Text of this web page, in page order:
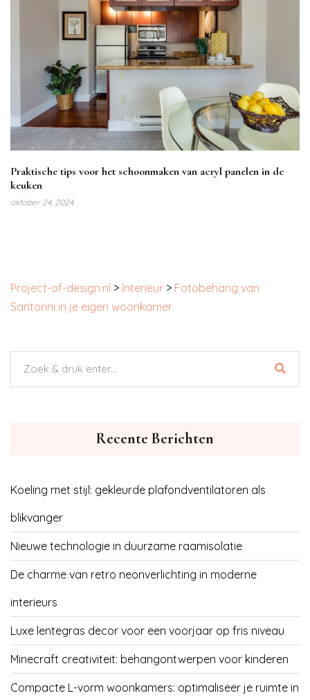
Praktische tips voor het schoonmaken van acryl panelen in de
keuken
oktober 24, 2024
Project-of-design.nl > Interieur > Fotobehang van
Santorini in je eigen woonkamer
Recente Berichten
Koeling met stijl: gekleurde plafondventilatoren als
blikvanger
Nieuwe technologie in duurzame raamisolatie
De charme van retro neonverlichting in moderne
interieurs
Luxe lentegras decor voor een voorjaar op fris niveau
Minecraft creativiteit: behangontwerpen voor kinderen
Compacte L-vorm woonkamers: optimaliseer je ruimte in